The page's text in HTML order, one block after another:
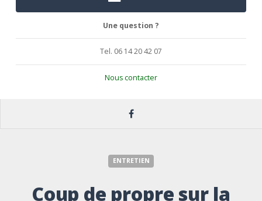
Une question ?
Tel. 06 14 20 42 07
Nous contacter
ENTRETIEN
Coup de propre sur la